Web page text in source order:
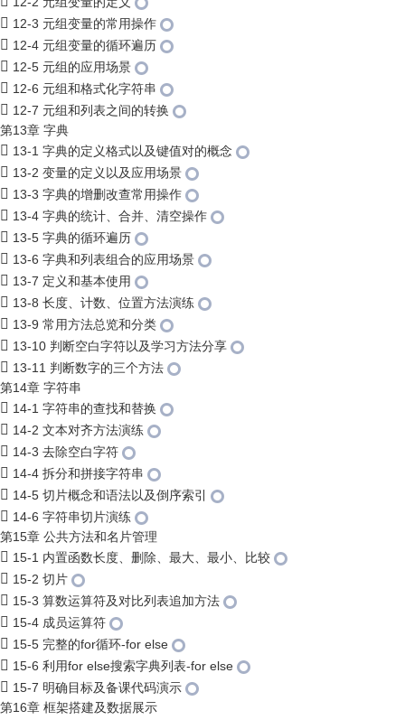
12-3 元组变量的常用操作
12-4 元组变量的循环遍历
12-5 元组的应用场景
12-6 元组和格式化字符串
12-7 元组和列表之间的转换
第13章 字典
13-1 字典的定义格式以及键值对的概念
13-2 变量的定义以及应用场景
13-3 字典的增删改查常用操作
13-4 字典的统计、合并、清空操作
13-5 字典的循环遍历
13-6 字典和列表组合的应用场景
13-7 定义和基本使用
13-8 长度、计数、位置方法演练
13-9 常用方法总览和分类
13-10 判断空白字符以及学习方法分享
13-11 判断数字的三个方法
第14章 字符串
14-1 字符串的查找和替换
14-2 文本对齐方法演练
14-3 去除空白字符
14-4 拆分和拼接字符串
14-5 切片概念和语法以及倒序索引
14-6 字符串切片演练
第15章 公共方法和名片管理
15-1 内置函数长度、删除、最大、最小、比较
15-2 切片
15-3 算数运算符及对比列表追加方法
15-4 成员运算符
15-5 完整的for循环-for else
15-6 利用for else搜索字典列表-for else
15-7 明确目标及备课代码演示
第16章 框架搭建及数据展示